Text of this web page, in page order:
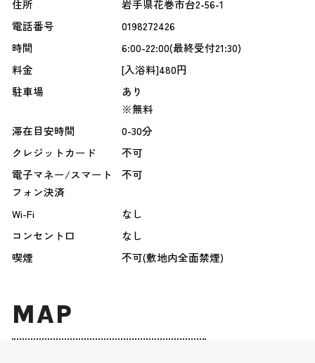
住所
岩手県花巻市台2-56-1
電話番号
0198272426
時間
6:00-22:00(最終受付21:30)
料金
[入浴料]480円
駐車場
あり
※無料
滞在目安時間
0-30分
クレジットカード
不可
電子マネー/スマート
フォン決済
不可
Wi-Fi
なし
コンセント口
なし
喫煙
不可(敷地内全面禁煙)
MAP